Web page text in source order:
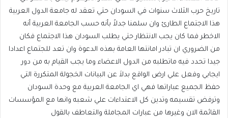
تاريخ حرب الثلاث سنوات في السودان حتي تعقد له جامعة الدول العربية
هذا الاجتماع الطارئ وان سلمنا جدلاً بأنه حسب الجامعة العربية أنه
الاخطر فما كان يجب الانتظار حتي يطلب السودان هذا الاجتماع فكان
من الضروري ان تبادر امانتها العامة بهذه الدعوة وان تعد للجتماع اعدادا
جيدا تحدد فيه ماتطلبه من الدول الاعضاء وما يجب القيام به من دور
ايجابي وفعل علي ارض الواقع بدلاَ عن البيانات الخجولة المتكررة التي
حفظ الجميع عباراتها فهي اي الجامعة العربية مع وحدة السودان
وترفض تقسيمه وتدين كل الاعتداءات علي شعبه وانها مع المؤسسات
القائمة الان وغيرها من عبارات المجاملة والتعاطف بالقول